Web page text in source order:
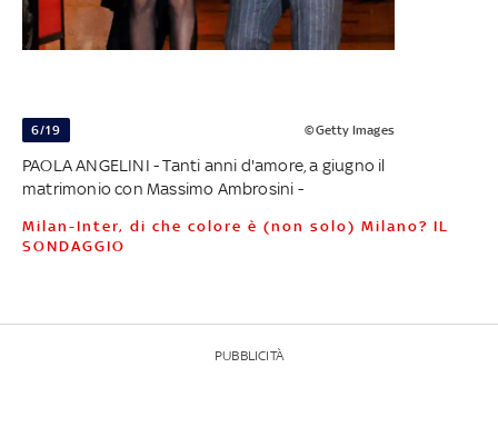
6/19 ©Getty Images
PAOLA ANGELINI - Tanti anni d'amore, a giugno il
matrimonio con Massimo Ambrosini -
Milan-Inter, di che colore è (non solo) Milano? IL
SONDAGGIO
PUBBLICITÀ